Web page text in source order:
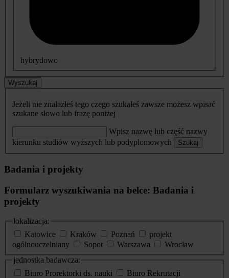
hybrydowo
Wyszukaj
Jeżeli nie znalazłeś tego czego szukałeś zawsze możesz wpisać
szukane słowo lub frazę poniżej
Wpisz nazwę lub część nazwy
kierunku studiów wyższych lub podyplomowych
Szukaj
Badania i projekty
Formularz wyszukiwania na belce: Badania i
projekty
lokalizacja:
Katowice
Kraków Poznań
projekt
ogólnouczelniany
Sopot Warszawa
Wrocław
jednostka badawcza:
Biuro Prorektorki ds. nauki
Biuro Rekrutacji